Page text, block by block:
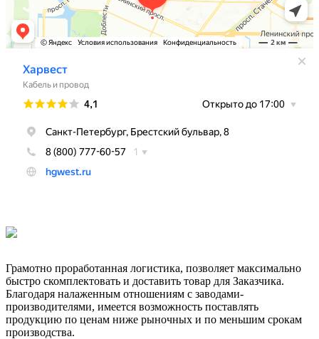
Грамотно проработанная логистика, позволяет максимально
быстро скомплектовать и доставить товар для Заказчика.
Благодаря налаженным отношениям с заводами-
производителями, имеется возможность поставлять
продукцию по ценам ниже рыночных и по меньшим срокам
производства.